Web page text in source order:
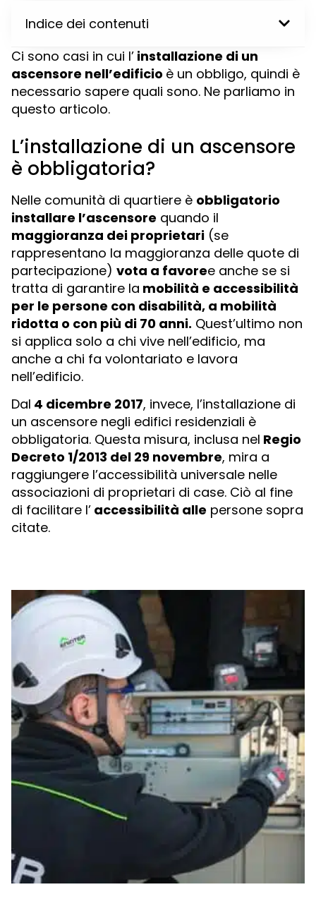
Indice dei contenuti
Ci sono casi in cui l’ installazione di un
ascensore nell’edificio è un obbligo, quindi è
necessario sapere quali sono. Ne parliamo in
questo articolo.
L’installazione di un ascensore
è obbligatoria?
Nelle comunità di quartiere è obbligatorio
installare l’ascensore quando il
maggioranza dei proprietari (se
rappresentano la maggioranza delle quote di
partecipazione) vota a favoree anche se si
tratta di garantire la mobilità e accessibilità
per le persone con disabilità, a mobilità
ridotta o con più di 70 anni. Quest’ultimo non
si applica solo a chi vive nell’edificio, ma
anche a chi fa volontariato e lavora
nell’edificio.
Dal 4 dicembre 2017, invece, l’installazione di
un ascensore negli edifici residenziali è
obbligatoria. Questa misura, inclusa nel Regio
Decreto 1/2013 del 29 novembre, mira a
raggiungere l’accessibilità universale nelle
associazioni di proprietari di case. Ciò al fine
di facilitare l’ accessibilità alle persone sopra
citate.